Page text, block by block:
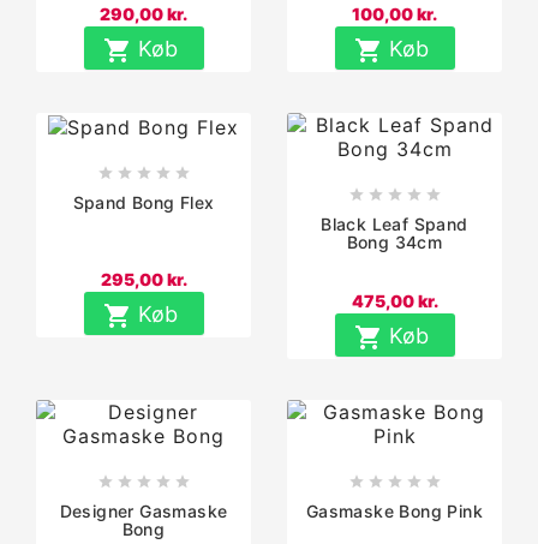
290,00 kr.
 Køb
100,00 kr.
 Køb
    
Spand Bong Flex
295,00 kr.
 Køb
    
Black Leaf Spand
Bong 34cm
475,00 kr.
 Køb
    
Designer Gasmaske
Bong
    
Gasmaske Bong Pink